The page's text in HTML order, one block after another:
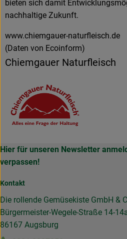
bieten sich damit
nachhaltige Zukunft.
www.chiemgauer-naturfleisch.de
(Daten von Ecoinform)
Chiemgauer Naturfleisch
Hier für unseren Newsletter
verpassen!
Kontakt
Die rollende Gemüsekiste GmbH &
Bürgermeister-Wegele-Straße 14-
86167 Augsburg